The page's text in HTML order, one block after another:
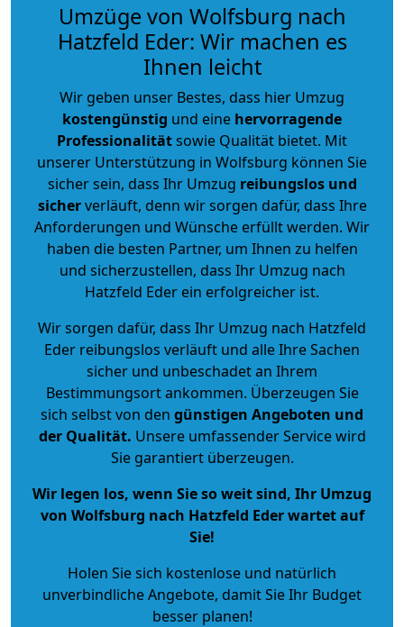
Umzüge von Wolfsburg nach
Hatzfeld Eder: Wir machen es
Ihnen leicht
Wir geben unser Bestes, dass hier Umzug
kostengünstig und eine hervorragende
Professionalitätsowie Qualität bietet. Mit
unserer Unterstützung in Wolfsburg können Sie
sicher sein, dass Ihr Umzug reibungslos und
sicherverläuft, denn wir sorgen dafür, dass Ihre
Anforderungen und Wünsche erfüllt werden. Wir
haben die besten Partner, um Ihnen zu helfen
und sicherzustellen, dass Ihr Umzug nach
Hatzfeld Eder ein erfolgreicher ist.
Wir sorgen dafür, dass Ihr Umzug nach Hatzfeld
Eder reibungslos verläuft und alle Ihre Sachen
sicher und unbeschadet an Ihrem
Bestimmungsort ankommen. Überzeugen Sie
sich selbst von den günstigen Angeboten und
der Qualität. Unsere umfassender Service wird
Sie garantiert überzeugen.
Wir legen los, wenn Sie so weit sind, Ihr Umzug
von Wolfsburg nach Hatzfeld Eder wartet auf
Sie!
Holen Sie sich kostenlose und natürlich
unverbindliche Angebote, damit Sie Ihr Budget
besser planen!